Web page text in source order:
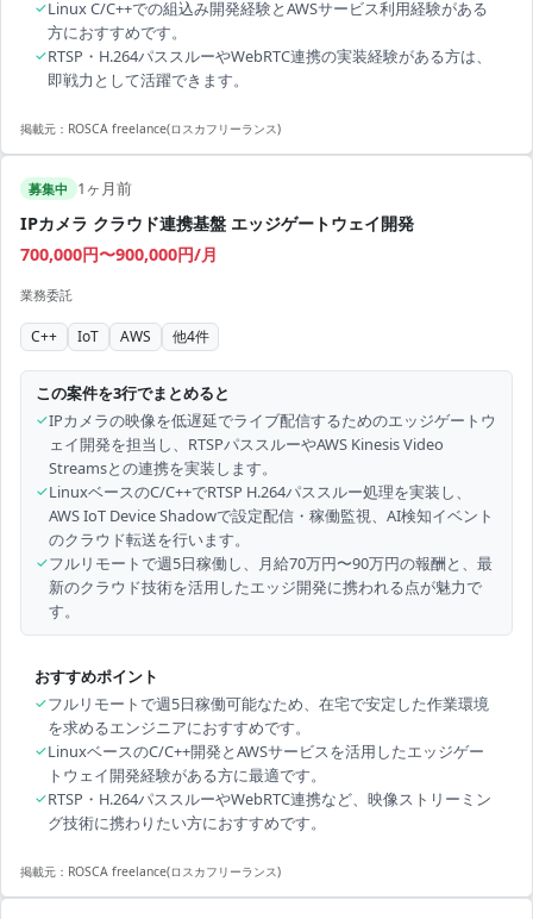
✓Linux C/C++での組込み開発経験とAWSサービス利用経験がある
方におすすめです。
✓RTSP・H.264パススルーやWebRTC連携の実装経験がある方は、
即戦力として活躍できます。
掲載元： ROSCA freelance(ロスカフリーランス)
募集中 1ヶ月前
IPカメラ クラウド連携基盤 エッジゲートウェイ開発
700,000円〜900,000円/月
業務委託
C++ IoT AWS 他4件
この案件を3行でまとめると
✓IPカメラの映像を低遅延でライブ配信するためのエッジゲートウ
ェイ開発を担当し、RTSPパススルーやAWS Kinesis Video
Streamsとの連携を実装します。
✓LinuxベースのC/C++でRTSP H.264パススルー処理を実装し、
AWS IoT Device Shadowで設定配信・稼働監視、AI検知イベント
のクラウド転送を行います。
✓フルリモートで週5日稼働し、月給70万円〜90万円の報酬と、最
新のクラウド技術を活用したエッジ開発に携われる点が魅力で
す。
おすすめポイント
✓フルリモートで週5日稼働可能なため、在宅で安定した作業環境
を求めるエンジニアにおすすめです。
✓LinuxベースのC/C++開発とAWSサービスを活用したエッジゲー
トウェイ開発経験がある方に最適です。
✓RTSP・H.264パススルーやWebRTC連携など、映像ストリーミン
グ技術に携わりたい方におすすめです。
掲載元： ROSCA freelance(ロスカフリーランス)